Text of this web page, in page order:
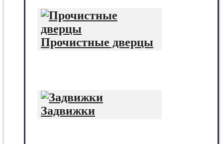
Прочистные дверцы
Задвижки